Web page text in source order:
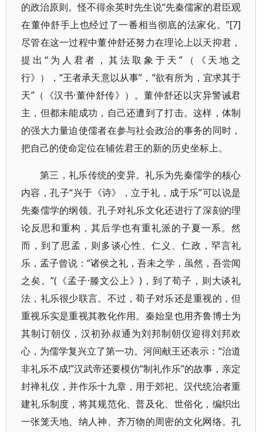
的政治原则。怪不得余英时先生说“先秦儒家的君臣观
在董仲舒手上也经过了一番相当彻底的法家化。”[7]
尽管在这一过程中董仲舒还努力在理论上以天抑君，
提出“为人君者，其法取象于天”（《天地之
行》），“王者承天意以从事”，“欲有所为，宜求其于
天”（《汉书·董仲舒传》）。董仲舒还以灾异警诫君
主，但都未能成功，自己还遭到了打击。这样，体制
的强大力量迫使儒者在参与社会政治的事务的同时，
把自己的使命定位在辅佐君王的新的历史坐标上。
第三，礼乐传统的变异。礼乐为先秦儒学的核心
内容，孔子“兴于《诗》，立于礼，成于乐”可以说是
先秦儒学的纲领。孔子对礼乐文化还进行了深刻的理
论反思和重构，其后学也有重礼派的子夏一系。然
而，到了思孟，则多谈心性、仁义、仁政，罕言礼
乐，孟子曾说：“诸侯之礼，吾未之学，虽然，吾尝闻
之矣。”(《孟子·滕文公上》)，到了荀子，则大谈礼
法，礼乐很少联言。不过，荀子对乐还是重视的，但
重视乐实是重视其教化作用。秦始皇也用齐鲁博士为
其制订朝仪，汉初孙叔通为刘邦制朝仪迎得刘邦欢
心，为儒学复兴立了第一功。河间献王还表示：“治道
非礼乐不成!”汉武帝还要模仿“制礼作乐”的故事，亲定
封禅礼仪，并作乐十九章，用于郊祀。汉代统治者重
建礼乐制度，将其规范化、普及化、世俗化，编织出
一张笼天地、纳人神、齐万物的周密的文化网络。孔